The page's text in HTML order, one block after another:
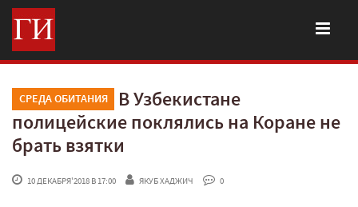
СРЕДА ОБИТАНИЯ
В Узбекистане
полицейские поклялись на Коране не
брать взятки
10 ДЕКАБРЯ'2018 В 17:00 ЯКУБ ХАДЖИЧ 0